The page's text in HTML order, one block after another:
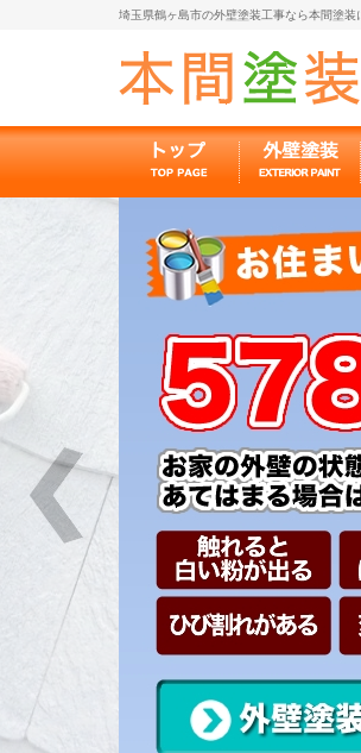
埼玉県鶴ヶ島市の外壁塗装工事なら本間塗